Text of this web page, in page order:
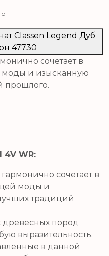
цена
₸.
Classen Legend Дуб
47730
сочетает в
моды и изысканную
прошлого.
4V WR:
сочетает в
моды и
традиций
древесных пород
выразительность.
в данной